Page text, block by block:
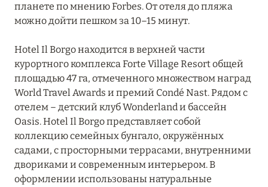
Forte Village Resort
Forte Village Resort – Hotel Il Borgo
Forte Village Resort – Hotel Il Castello
Forte Village Resort – Hotel Le Dune
Forte Village Resort – Hotel Le Palme
Forte Village Resort – Hotel Pineta
Forte Village Resort – Villa del Parco Hotel & Spa
планете по мнению Forbes. От отеля до пляжа
можно дойти пешком за 10–15 минут.
Hotel Il Borgo находится в верхней части
курортного комплекса Forte Village Resort общей
площадью 47 га, отмеченного множеством наград
World Travel Awards и премий Condé Nast. Рядом с
отелем – детский клуб Wonderland и бассейн
Oasis. Hotel Il Borgo представляет собой
коллекцию семейных бунгало, окружённых
садами, с просторными террасами, внутренними
двориками и современным интерьером. В
оформлении использованы натуральные